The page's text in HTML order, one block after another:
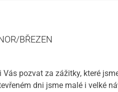
BŘEZEN
Vás pozvat za zážitky, které
dni jsme malé i velké